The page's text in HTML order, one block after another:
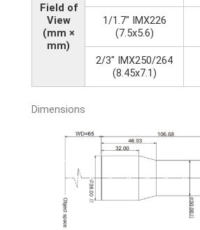
Field of
View
(mm ×
mm)
1/1.7" IMX226
(7.5x5.6)
2/3" IMX250/264
(8.45x7.1)
Dimensions